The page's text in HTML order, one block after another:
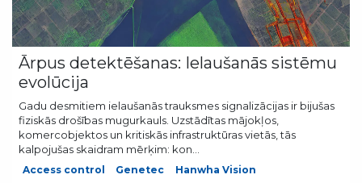
Ārpus detektēšanas: Ielaušanās sistēmu
evolūcija
Gadu desmitiem ielaušanās trauksmes signalizācijas ir bijušas
fiziskās drošības mugurkauls. Uzstādītas mājokļos,
komercobjektos un kritiskās infrastruktūras vietās, tās
kalpojušas skaidram mērķim: kon...
Access control Genetec
Hanwha Vision